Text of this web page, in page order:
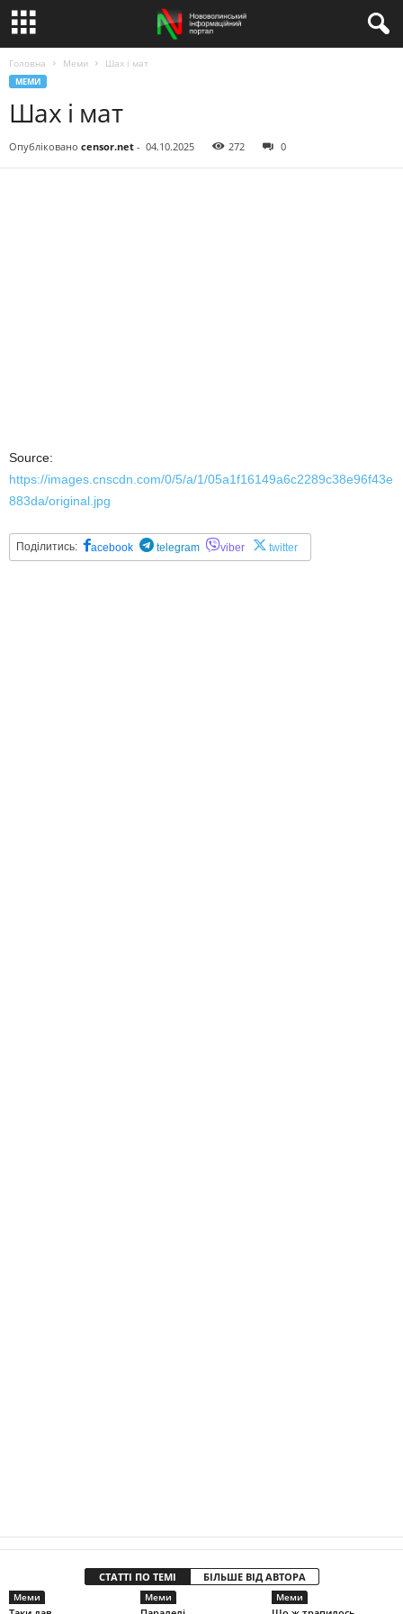
Головна Меми Шах і мат
МЕМИ
Шах і мат
Опубліковано censor.net - 04.10.2025 272 0
Source:
https://images.cnscdn.com/0/5/a/1/05a1f16149a6c2289c38e96f43e
883da/original.jpg
Поділитись: acebook telegram viber twitter
СТАТТІ ПО ТЕМІ БІЛЬШЕ ВІД АВТОРА
Меми Меми Меми